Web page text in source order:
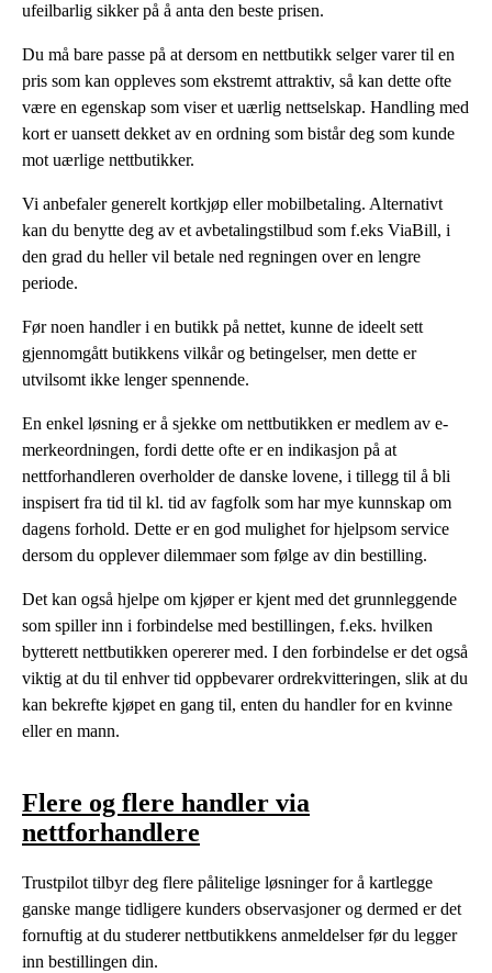
ufeilbarlig sikker på å anta den beste prisen.
Du må bare passe på at dersom en nettbutikk selger varer til en
pris som kan oppleves som ekstremt attraktiv, så kan dette ofte
være en egenskap som viser et uærlig nettselskap. Handling med
kort er uansett dekket av en ordning som bistår deg som kunde
mot uærlige nettbutikker.
Vi anbefaler generelt kortkjøp eller mobilbetaling. Alternativt
kan du benytte deg av et avbetalingstilbud som f.eks ViaBill, i
den grad du heller vil betale ned regningen over en lengre
periode.
Før noen handler i en butikk på nettet, kunne de ideelt sett
gjennomgått butikkens vilkår og betingelser, men dette er
utvilsomt ikke lenger spennende.
En enkel løsning er å sjekke om nettbutikken er medlem av e-
merkeordningen, fordi dette ofte er en indikasjon på at
nettforhandleren overholder de danske lovene, i tillegg til å bli
inspisert fra tid til kl. tid av fagfolk som har mye kunnskap om
dagens forhold. Dette er en god mulighet for hjelpsom service
dersom du opplever dilemmaer som følge av din bestilling.
Det kan også hjelpe om kjøper er kjent med det grunnleggende
som spiller inn i forbindelse med bestillingen, f.eks. hvilken
bytterett nettbutikken opererer med. I den forbindelse er det også
viktig at du til enhver tid oppbevarer ordrekvitteringen, slik at du
kan bekrefte kjøpet en gang til, enten du handler for en kvinne
eller en mann.
Flere og flere handler via
nettforhandlere
Trustpilot tilbyr deg flere pålitelige løsninger for å kartlegge
ganske mange tidligere kunders observasjoner og dermed er det
fornuftig at du studerer nettbutikkens anmeldelser før du legger
inn bestillingen din.